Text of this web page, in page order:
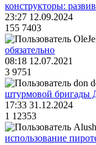
конструкторы:
23:27 12.09.2024
155 7403
обязательно
08:18 12.07.2021
3 9751
штурмовой
17:33 31.12.2024
1 12353
использование